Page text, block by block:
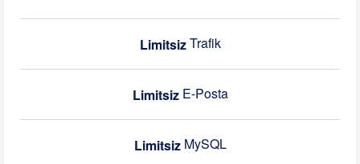
LimitsizTrafik
LimitsizE-Posta
LimitsizMySQL